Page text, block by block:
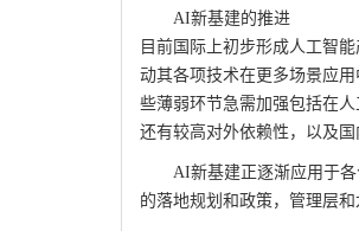
AI新基建的推进
目前国际上初步形成人工智
动其各项技术在更多场景应
些薄弱环节急需加强包括在
还有较高对外依赖性，以及
AI新基建正逐渐应用于
的落地规划和政策，管理层